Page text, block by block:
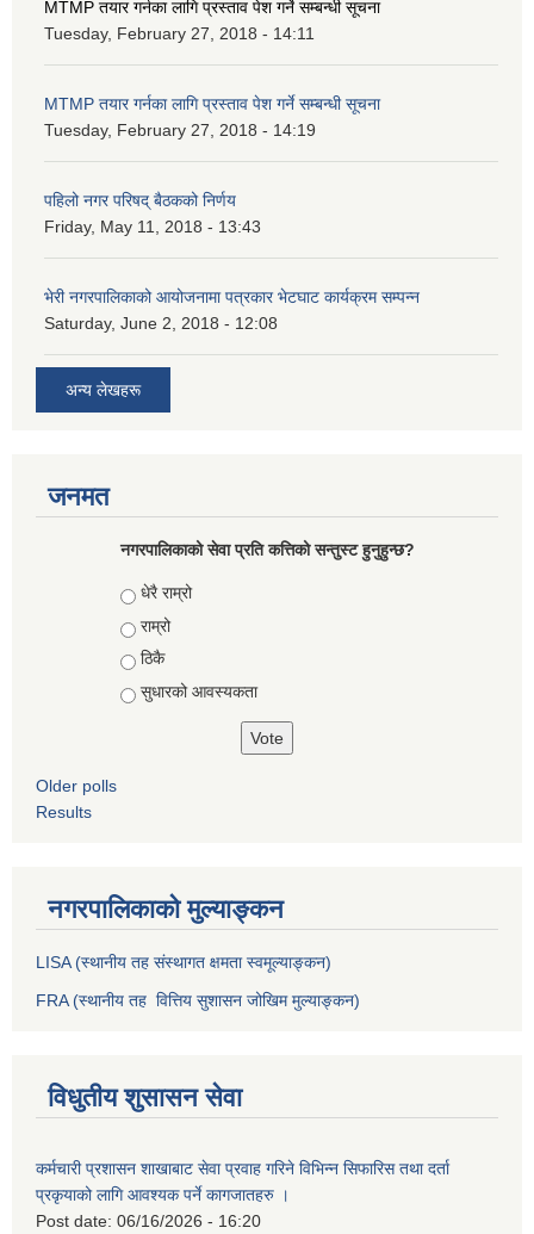
MTMP तयार गर्नका लागि प्रस्ताव पेश गर्ने सम्बन्धी सूचना
Tuesday, February 27, 2018 - 14:11
MTMP तयार गर्नका लागि प्रस्ताव पेश गर्ने सम्बन्धी सूचना
Tuesday, February 27, 2018 - 14:19
पहिलो नगर परिषद् बैठकको निर्णय
Friday, May 11, 2018 - 13:43
भेरी नगरपालिकाको आयोजनामा पत्रकार भेटघाट कार्यक्रम सम्पन्न
Saturday, June 2, 2018 - 12:08
अन्य लेखहरू
जनमत
नगरपालिकाको सेवा प्रति कत्तिको सन्तुस्ट हुनुहुन्छ?
Choices
धेरै राम्रो
राम्रो
ठिकै
सुधारको आवस्यकता
Older polls
Results
नगरपालिकाको मुल्याङ्कन
LISA (स्थानीय तह संस्थागत क्षमता स्वमूल्याङ्कन)
FRA (स्थानीय तह वित्तिय सुशासन जोखिम मुल्याङ्कन)
विधुतीय शुसासन सेवा
कर्मचारी प्रशासन शाखाबाट सेवा प्रवाह गरिने विभिन्न सिफारिस तथा दर्ता
प्रकृयाको लागि आवश्यक पर्ने कागजातहरु ।
Post date: 06/16/2026 - 16:20